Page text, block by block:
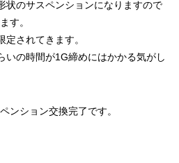
状のサスペンションになりますので
す。
されてきます。
いの時間が1G締めにはかかる気がし
ンション交換完了です。